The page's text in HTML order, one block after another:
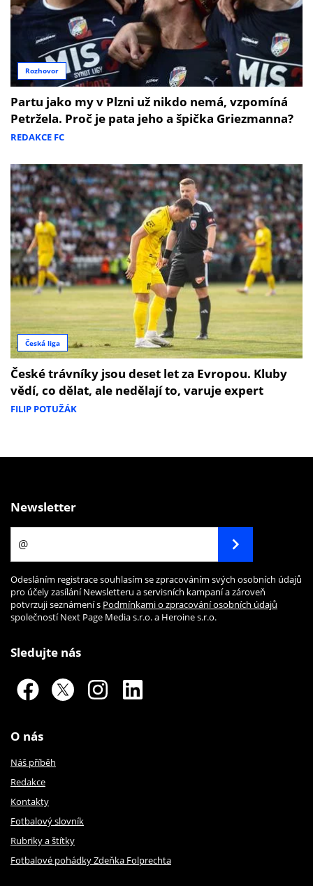
Rozhovor
Partu jako my v Plzni už nikdo nemá, vzpomíná
Petržela. Proč je pata jeho a špička Griezmanna?
REDAKCE FC
Česká liga
České trávníky jsou deset let za Evropou. Kluby
vědí, co dělat, ale nedělají to, varuje expert
FILIP POTUŽÁK
Newsletter
Odesláním registrace souhlasím se zpracováním svých osobních údajů
pro účely zasílání Newsletteru a servisních kampaní a zároveň
potvrzuji seznámení s Podmínkami o zpracování osobních údajů
společností Next Page Media s.r.o. a Heroine s.r.o.
Sledujte nás
O nás
Náš příběh
Redakce
Kontakty
Fotbalový slovník
Rubriky a štítky
Fotbalové pohádky Zdeňka Folprechta